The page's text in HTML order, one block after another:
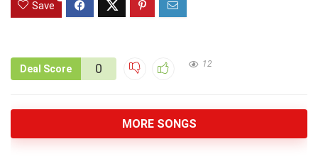
Save
Deal Score 0 12
MORE SONGS